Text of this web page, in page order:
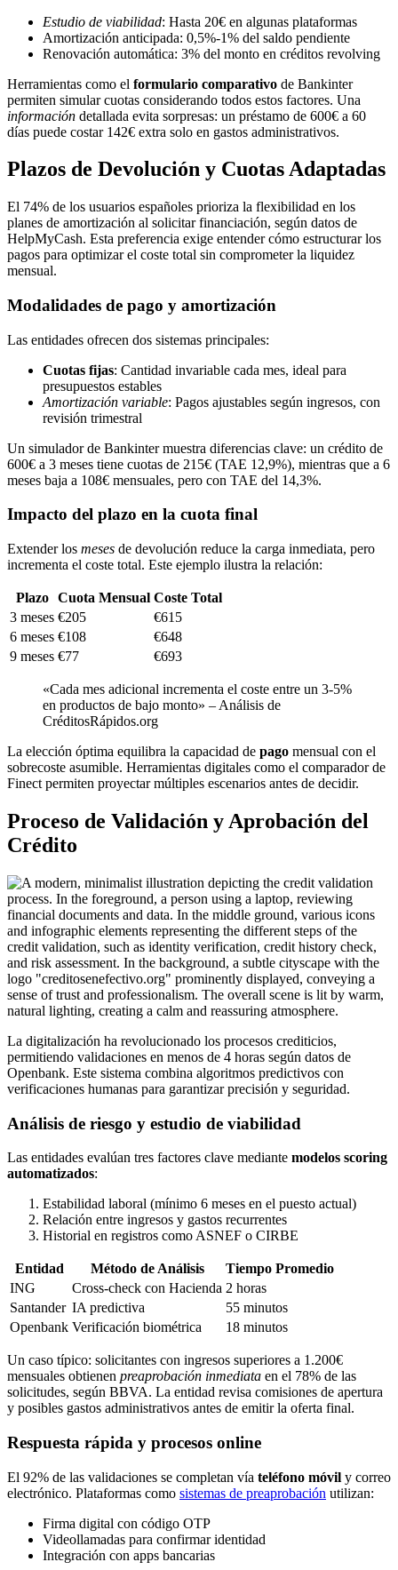
Estudio de viabilidad: Hasta 20€ en algunas plataformas
Amortización anticipada: 0,5%-1% del saldo pendiente
Renovación automática: 3% del monto en créditos revolving
Herramientas como el formulario comparativo de Bankinter
permiten simular cuotas considerando todos estos factores. Una
información detallada evita sorpresas: un préstamo de 600€ a 60
días puede costar 142€ extra solo en gastos administrativos.
Plazos de Devolución y Cuotas Adaptadas
El 74% de los usuarios españoles prioriza la flexibilidad en los
planes de amortización al solicitar financiación, según datos de
HelpMyCash. Esta preferencia exige entender cómo estructurar los
pagos para optimizar el coste total sin comprometer la liquidez
mensual.
Modalidades de pago y amortización
Las entidades ofrecen dos sistemas principales:
Cuotas fijas: Cantidad invariable cada mes, ideal para
presupuestos estables
Amortización variable: Pagos ajustables según ingresos, con
revisión trimestral
Un simulador de Bankinter muestra diferencias clave: un crédito de
600€ a 3 meses tiene cuotas de 215€ (TAE 12,9%), mientras que a 6
meses baja a 108€ mensuales, pero con TAE del 14,3%.
Impacto del plazo en la cuota final
Extender los meses de devolución reduce la carga inmediata, pero
incrementa el coste total. Este ejemplo ilustra la relación:
Plazo Cuota Mensual Coste Total
3 meses €205
€615
6 meses €108
€648
9 meses €77 €693
«Cada mes adicional incrementa el coste entre un 3-5%
en productos de bajo monto» – Análisis de
CréditosRápidos.org
La elección óptima equilibra la capacidad de pago mensual con el
sobrecoste asumible. Herramientas digitales como el comparador de
Finect permiten proyectar múltiples escenarios antes de decidir.
Proceso de Validación y Aprobación del
Crédito
La digitalización ha revolucionado los procesos crediticios,
permitiendo validaciones en menos de 4 horas según datos de
Openbank. Este sistema combina algoritmos predictivos con
verificaciones humanas para garantizar precisión y seguridad.
Análisis de riesgo y estudio de viabilidad
Las entidades evalúan tres factores clave mediante modelos scoring
automatizados:
Estabilidad laboral (mínimo 6 meses en el puesto actual)
Relación entre ingresos y gastos recurrentes
Historial en registros como ASNEF o CIRBE
Entidad Método de Análisis
Tiempo Promedio
ING
Cross-check con Hacienda 2 horas
Santander IA predictiva
55 minutos
Openbank Verificación biométrica 18 minutos
Un caso típico: solicitantes con ingresos superiores a 1.200€
mensuales obtienen preaprobación inmediata en el 78% de las
solicitudes, según BBVA. La entidad revisa comisiones de apertura
y posibles gastos administrativos antes de emitir la oferta final.
Respuesta rápida y procesos online
El 92% de las validaciones se completan vía teléfono móvil y correo
electrónico. Plataformas como sistemas de preaprobación utilizan:
Firma digital con código OTP
Videollamadas para confirmar identidad
Integración con apps bancarias